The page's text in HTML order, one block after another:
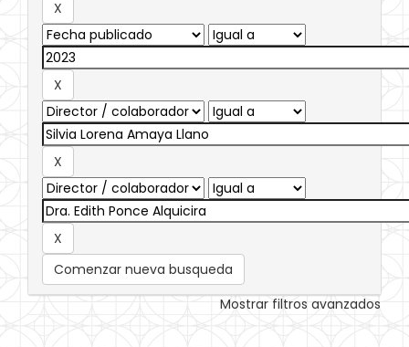
Comenzar nueva busqueda
Mostrar filtros avanzados